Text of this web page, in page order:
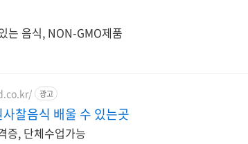
는 음식, NON-GMO제품
광고
찰음식 배울 수 있는곳
증, 단체수업가능